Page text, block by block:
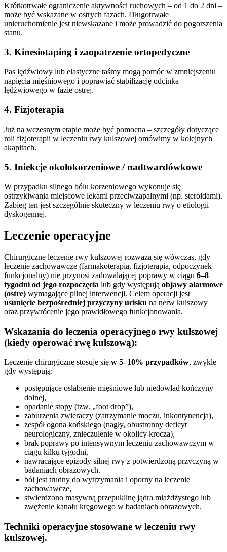
Krótkotrwałe ograniczenie aktywności ruchowych – od 1 do 2 dni –
może być wskazane w ostrych fazach. Długotrwałe
unieruchomienie jest niewskazane i może prowadzić do pogorszenia
stanu.
3. Kinesiotaping i zaopatrzenie ortopedyczne
Pas lędźwiowy lub elastyczne taśmy mogą pomóc w zmniejszeniu
napięcia mięśniowego i poprawiać stabilizację odcinka
lędźwiowego w fazie ostrej.
4. Fizjoterapia
Już na wczesnym etapie może być pomocna – szczegóły dotyczące
roli fizjoterapii w leczeniu rwy kulszowej omówimy w kolejnych
akapitach.
5. Iniekcje okołokorzeniowe / nadtwardówkowe
W przypadku silnego bólu korzeniowego wykonuje się
ostrzykiwania miejscowe lekami przeciwzapalnymi (np. steroidami).
Zabieg ten jest szczególnie skuteczny w leczeniu rwy o etiologii
dyskogennej.
Leczenie operacyjne
Chirurgiczne leczenie rwy kulszowej rozważa się wówczas, gdy
leczenie zachowawcze (farmakoterapia, fizjoterapia, odpoczynek
funkcjonalny) nie przynosi zadowalającej poprawy w ciągu 6–8
tygodni od jego rozpoczęcia lub gdy występują objawy alarmowe
(ostre) wymagające pilnej interwencji. Celem operacji jest
usunięcie bezpośredniej przyczyny ucisku na nerw kulszowy
oraz przywrócenie jego prawidłowego funkcjonowania.
Wskazania do leczenia operacyjnego rwy kulszowej
(kiedy operować rwę kulszową):
Leczenie chirurgiczne stosuje się w 5–10% przypadków, zwykle
gdy występują:
postępujące osłabienie mięśniowe lub niedowład kończyny
dolnej,
opadanie stopy (tzw. „foot drop”),
zaburzenia zwieraczy (zatrzymanie moczu, inkontynencja),
zespół ogona końskiego (nagły, obustronny deficyt
neurologiczny, znieczulenie w okolicy krocza),
brak poprawy po intensywnym leczeniu zachowawczym w
ciągu kilku tygodni,
nawracające epizody silnej rwy z potwierdzoną przyczyną w
badaniach obrazowych.
ból jest trudny do wytrzymania i oporny na leczenie
zachowawcze,
stwierdzono masywną przepuklinę jądra miażdżystego lub
zwężenie kanału kręgowego w badaniach obrazowych.
Techniki operacyjne stosowane w leczeniu rwy
kulszowej.